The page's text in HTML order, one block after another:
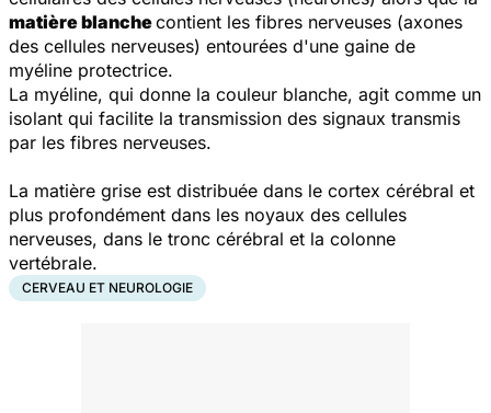
matière blanchecontient les fibres nerveuses (axones
des cellules nerveuses) entourées d'une gaine de
myéline protectrice.
La myéline, qui donne la couleur blanche, agit comme un
isolant qui facilite la transmission des signaux transmis
par les fibres nerveuses.
La matière grise est distribuée dans le cortex cérébral et
plus profondément dans les noyaux des cellules
nerveuses, dans le tronc cérébral et la colonne
vertébrale.
CERVEAU ET NEUROLOGIE